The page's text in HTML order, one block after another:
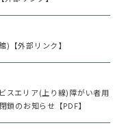
)【外部リンク】
スエリア(上り線)障がい者用
のお知らせ【PDF】